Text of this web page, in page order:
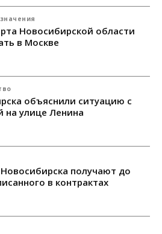
Новосибирской области
в Москве
объяснили ситуацию с
на улице Ленина
получают до
в контрактах